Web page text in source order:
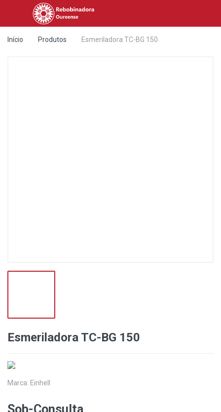
Início Produtos Esmeriladora TC-BG 150
Esmeriladora TC-BG 150
Marca: Einhell